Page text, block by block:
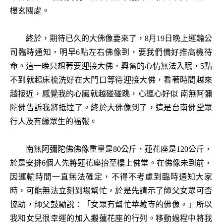
樓玄關處。
終於，期待已久的大佛像要來了，8月19日晚上運輸公
司臨時通知，明早6點左右佛像到，要我們備好推高機待
命。這一晚只想著要迎接大佛，興奮的心情無法入眠，5點
不到就起床梳洗好在大門口等待迎接大佛，看著時間越來
越接近，感覺我的心臟就越碰碰跳，心連心好似 南無阿彌
陀佛告訴我將抵達了。終於大佛像到了，這是台南佛堂眾
行人及有緣眾生的福報。
南無阿彌陀佛佛像重量是80公斤，蓮花座是120公斤，
於是安排6個人先將蓮花座抬至樓上佛堂。在佛像未到前，
因運輸時間一直無法確定，不得不考慮到臨時通知大家
時，可能無法立刻到場幫忙，於是先請示了師父女眾可否
協助，師父鼓勵說：「女眾有幫忙華藏寺的佛像。」所以
我和女兒很幸運的加入搬蓮花座的行列。移動過程中將我